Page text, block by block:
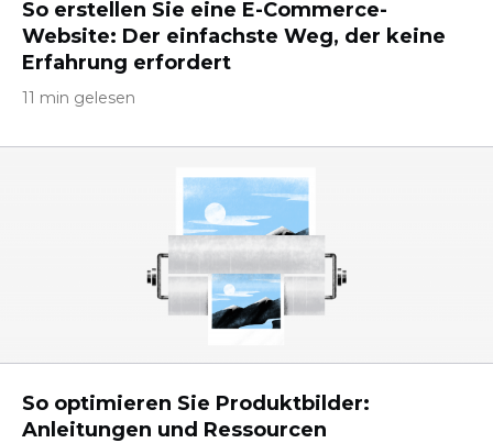
So erstellen Sie eine E-Commerce-
Website: Der einfachste Weg, der keine
Erfahrung erfordert
11 min gelesen
So optimieren Sie Produktbilder:
Anleitungen und Ressourcen